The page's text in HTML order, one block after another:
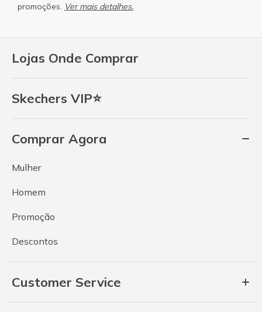
Lojas Onde Comprar
Skechers VIP⭐
Comprar Agora
Mulher
Homem
Promoção
Descontos
Customer Service
promoções. Ver mais detalhes.